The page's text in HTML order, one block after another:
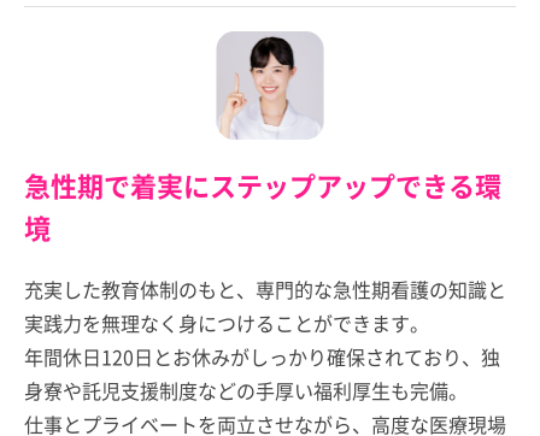
急性期で着実にステップアップできる環
境
充実した教育体制のもと、専門的な急性期看護の知識と
実践力を無理なく身につけることができます。
年間休日120日とお休みがしっかり確保されており、独
身寮や託児支援制度などの手厚い福利厚生も完備。
仕事とプライベートを両立させながら、高度な医療現場